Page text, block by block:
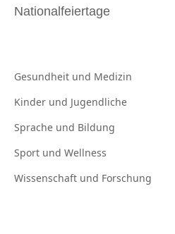
Nationalfeiertage
Gesundheit und Medizin
Kinder und Jugendliche
Sprache und Bildung
Sport und Wellness
Wissenschaft und Forschung